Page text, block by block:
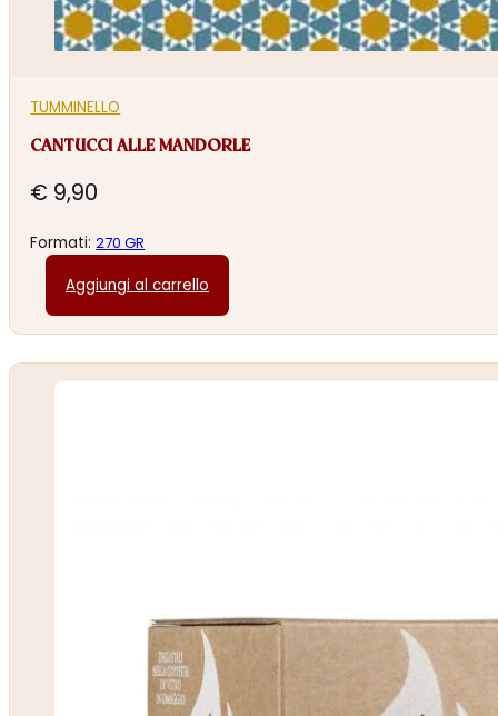
TUMMINELLO
CANTUCCI ALLE MANDORLE
€ 9,90
Formati:270 GR
Aggiungi al carrello